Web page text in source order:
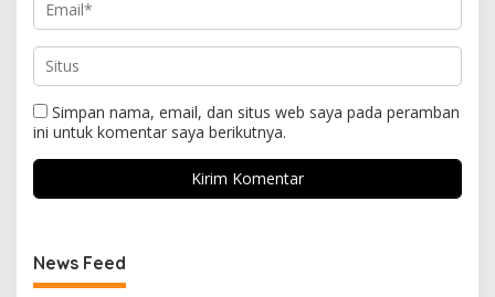
Simpan nama, email, dan situs web saya pada peramban
ini untuk komentar saya berikutnya.
News Feed